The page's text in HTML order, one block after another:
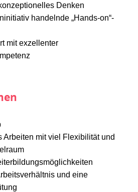
Denken
handelnde „Hands-on“-
mit exzellenter
Arbeiten mit viel Flexibilität und
und eine